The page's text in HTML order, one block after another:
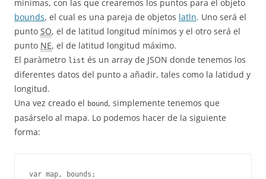
mínimas, con las que crearemos los puntos para el objeto
bounds, el cual es una pareja de objetos latln. Uno será el
punto SO, el de latitud longitud mínimos y el otro será el
punto NE, el de latitud longitud máximo.
El paràmetro list és un array de JSON donde tenemos los
diferentes datos del punto a añadir, tales como la latidud y
longitud.
Una vez creado el bound , simplemente tenemos que
pasárselo al mapa. Lo podemos hacer de la siguiente
forma:
var map, bounds;